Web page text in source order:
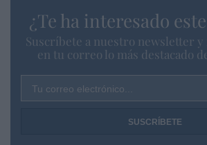
¿Te ha interesado
Suscríbete a nuestro newsletter y
en tu correo lo más destacado
Tu correo electrónico...